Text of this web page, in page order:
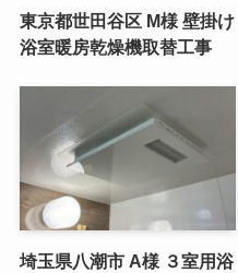
東京都世田谷区 M様 壁掛け
浴室暖房乾燥機取替工事
埼玉県八潮市 A様 ３室用浴